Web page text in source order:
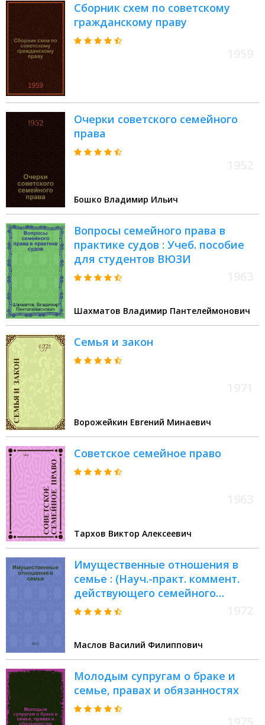
Сборник схем по советскому
гражданскому праву
Очерки советского семейного
права
Бошко Владимир Ильич
Вопросы семейного права в
практике судов : Учеб. пособие
для студентов ВЮЗИ
Шахматов Владимир Пантелеймонович
Семья и закон
Ворожейкин Евгений Минаевич
Советское семейное право
Тархов Виктор Алексеевич
Имущественные отношения в
семье : (Науч.-практ. коммент.
действующего семейного
законодательства СССР, РСФСР,
Маслов Василий Филиппович
Молодым супругам о браке и
семье, правах и обязанностях